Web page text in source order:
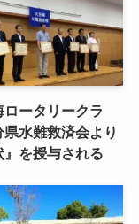
ロータリークラ
県水難救済会より
』を授与される